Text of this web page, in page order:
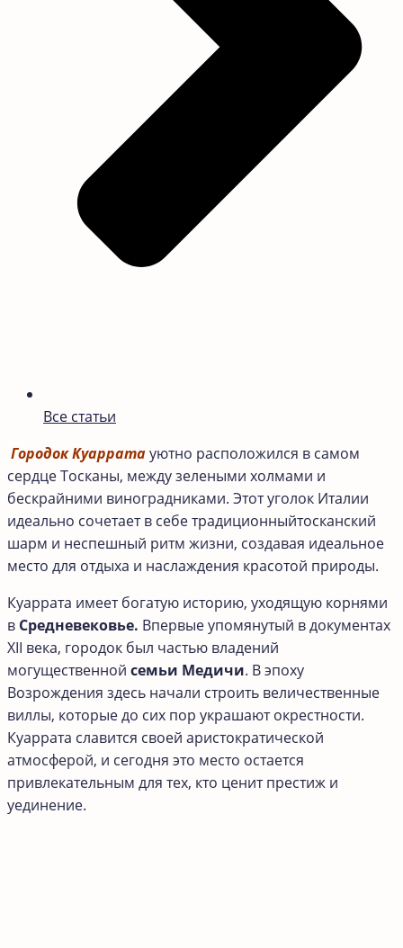
Все статьи
Городок Куарратауютно расположился в самом
сердце Тосканы, между зелеными холмами и
бескрайними виноградниками. Этот уголок Италии
идеально сочетает в себе традиционныйтосканский
шарм и неспешный ритм жизни, создавая идеальное
место для отдыха и наслаждения красотой природы.
Куаррата имеет богатую историю, уходящую корнями
в Средневековье. Впервые упомянутый в документах
XII века, городок был частью владений
могущественной семьи Медичи. В эпоху
Возрождения здесь начали строить величественные
виллы, которые до сих пор украшают окрестности.
Куаррата славится своей аристократической
атмосферой, и сегодня это место остается
привлекательным для тех, кто ценит престиж и
уединение.